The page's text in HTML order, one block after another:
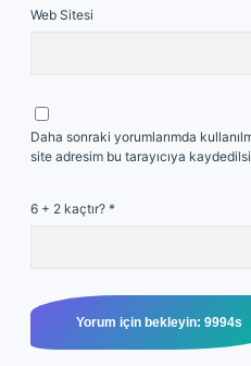
Web Sitesi
Daha sonraki yorumlarımda
site adresim bu tarayıcıya
6 + 2 kaçtır? *